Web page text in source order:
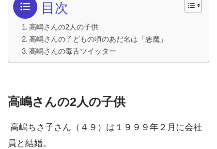
目次
高嶋さんの2人の子供
高嶋さんの子どもの頃のあだ名は「悪魔」
高嶋さんの毒舌ツイッター
高嶋さんの2人の子供
高嶋ちさ子さん（４９）は１９９９年２月に会社
員と結婚。